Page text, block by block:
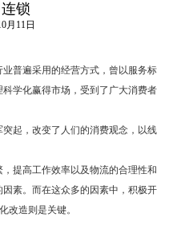
锁
月11日
普遍采用的经营方式，曾以服务标
学化赢得市场，受到了广大消费者
起，改变了人们的消费观念，以线
提高工作效率以及物流的合理性和
素。而在这众多的因素中，积极开
改造则是关键。